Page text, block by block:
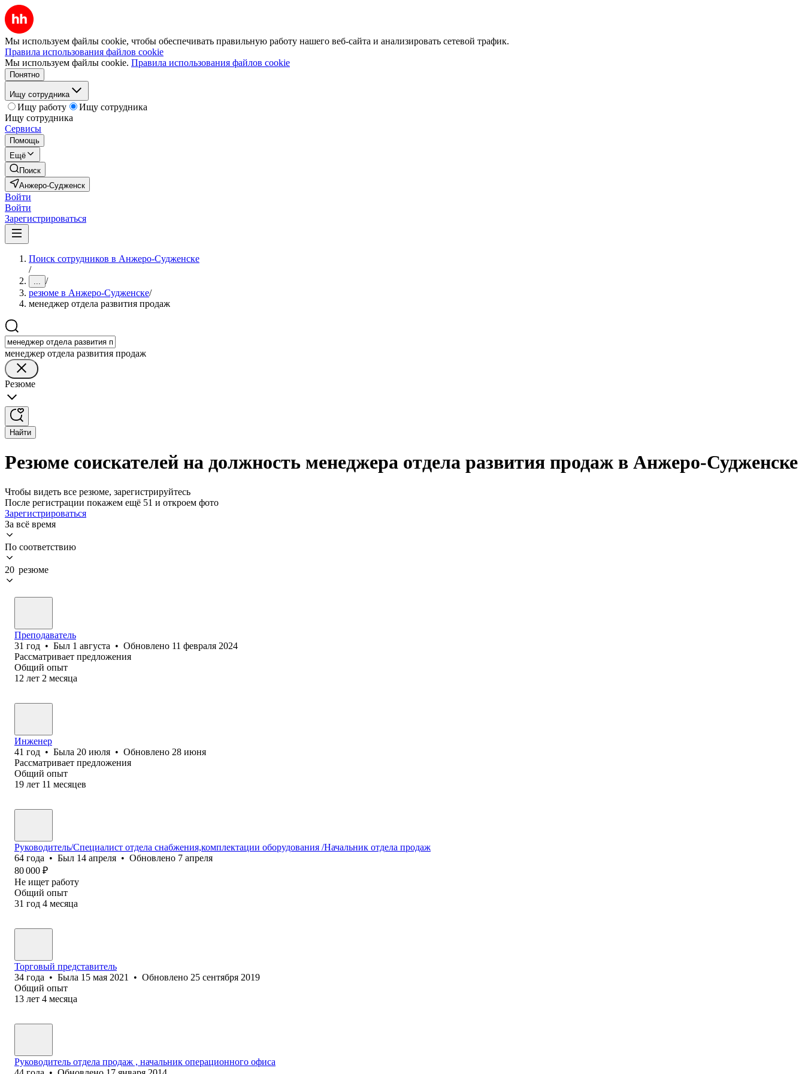
Мы используем файлы cookie, чтобы обеспечивать правильную работу нашего веб-сайта и анализировать сетевой трафик.
Правила использования файлов cookie
Мы используем файлы cookie. Правила использования файлов cookie
Понятно
Ищу сотрудника
Ищу работу
Ищу сотрудника
Ищу сотрудника
Сервисы
Помощь
Ещё
Поиск
Анжеро-Судженск
Войти
Войти
Зарегистрироваться
Поиск сотрудников в Анжеро-Судженске
/
... /
резюме в Анжеро-Судженске/
менеджер отдела развития продаж
менеджер отдела развития продаж
Резюме
Найти
Резюме соискателей на должность менеджера отдела развития продаж в Анжеро-Судженске
Чтобы видеть все резюме, зарегистрируйтесь
После регистрации покажем ещё 51 и откроем фото
Зарегистрироваться
За всё время
По соответствию
20 резюме
Преподаватель
31 год • Был 1 августа • Обновлено 11 февраля 2024
Рассматривает предложения
Общий опыт
12 лет 2 месяца
Инженер
41 год • Была 20 июля • Обновлено 28 июня
Рассматривает предложения
Общий опыт
19 лет 11 месяцев
Руководитель/Специалист отдела снабжения,комплектации оборудования /Начальник отдела продаж
64 года • Был 14 апреля • Обновлено 7 апреля
80 000 ₽
Не ищет работу
Общий опыт
31 год 4 месяца
Торговый представитель
34 года • Была 15 мая 2021 • Обновлено 25 сентября 2019
Общий опыт
13 лет 4 месяца
Руководитель отдела продаж , начальник операционного офиса